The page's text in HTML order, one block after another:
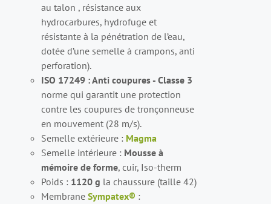
au talon , résistance aux
hydrocarbures, hydrofuge et
résistante à la pénétration de l’eau,
dotée d’une semelle à crampons, anti
perforation).
ISO 17249 : Anti coupures - Classe 3
norme qui garantit une protection
contre les coupures de tronçonneuse
en mouvement (28 m/s).
Semelle extérieure : Magma
Semelle intérieure : Mousse à
mémoire de forme, cuir, Iso-therm
Poids : 1120 g la chaussure (taille 42)
MembraneSympatex® :